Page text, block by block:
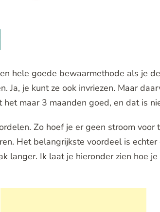
hele goede bewaarmethode als je
Ja, je kunt ze ook invriezen. Maar
maar 3 maanden goed, en dat is
Zo hoef je er geen stroom voor
Het belangrijkste voordeel is
langer. Ik laat je hieronder zien hoe